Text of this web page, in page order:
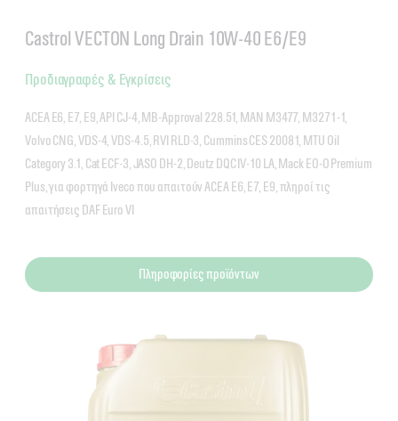
Castrol VECTON Long Drain 10W-40 E6/E9
Προδιαγραφές & Εγκρίσεις
ACEA E6, E7, E9, API CJ-4, MB-Approval 228.51, MAN M3477, M3271-1,
Volvo CNG, VDS-4, VDS-4.5, RVI RLD-3, Cummins CES 20081, MTU Oil
Category 3.1, Cat ECF-3, JASO DH-2, Deutz DQC IV-10 LA, Mack EO-O Premium
Plus, για φορτηγά Iveco που απαιτούν ACEA E6, E7, E9, πληροί τις
απαιτήσεις DAF Euro VI
Πληροφορίες προϊόντων